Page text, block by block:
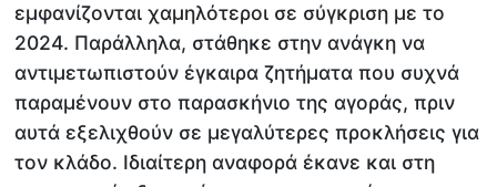
εμφανίζονται χαμηλότεροι σε σύγκριση με το
2024. Παράλληλα, στάθηκε στην ανάγκη να
αντιμετωπιστούν έγκαιρα ζητήματα που συχνά
παραμένουν στο παρασκήνιο της αγοράς, πριν
αυτά εξελιχθούν σε μεγαλύτερες προκλήσεις για
τον κλάδο. Ιδιαίτερη αναφορά έκανε και στη